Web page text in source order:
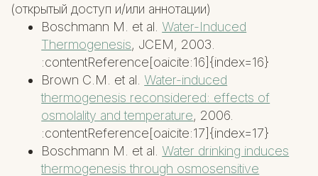
(открытый доступ и/или аннотации)
Boschmann M. et al. Water-Induced
Thermogenesis, JCEM, 2003.
:contentReference[oaicite:16]{index=16}
Brown C.M. et al. Water-induced
thermogenesis reconsidered: effects of
osmolality and temperature, 2006.
:contentReference[oaicite:17]{index=17}
Boschmann M. et al. Water drinking induces
thermogenesis through osmosensitive